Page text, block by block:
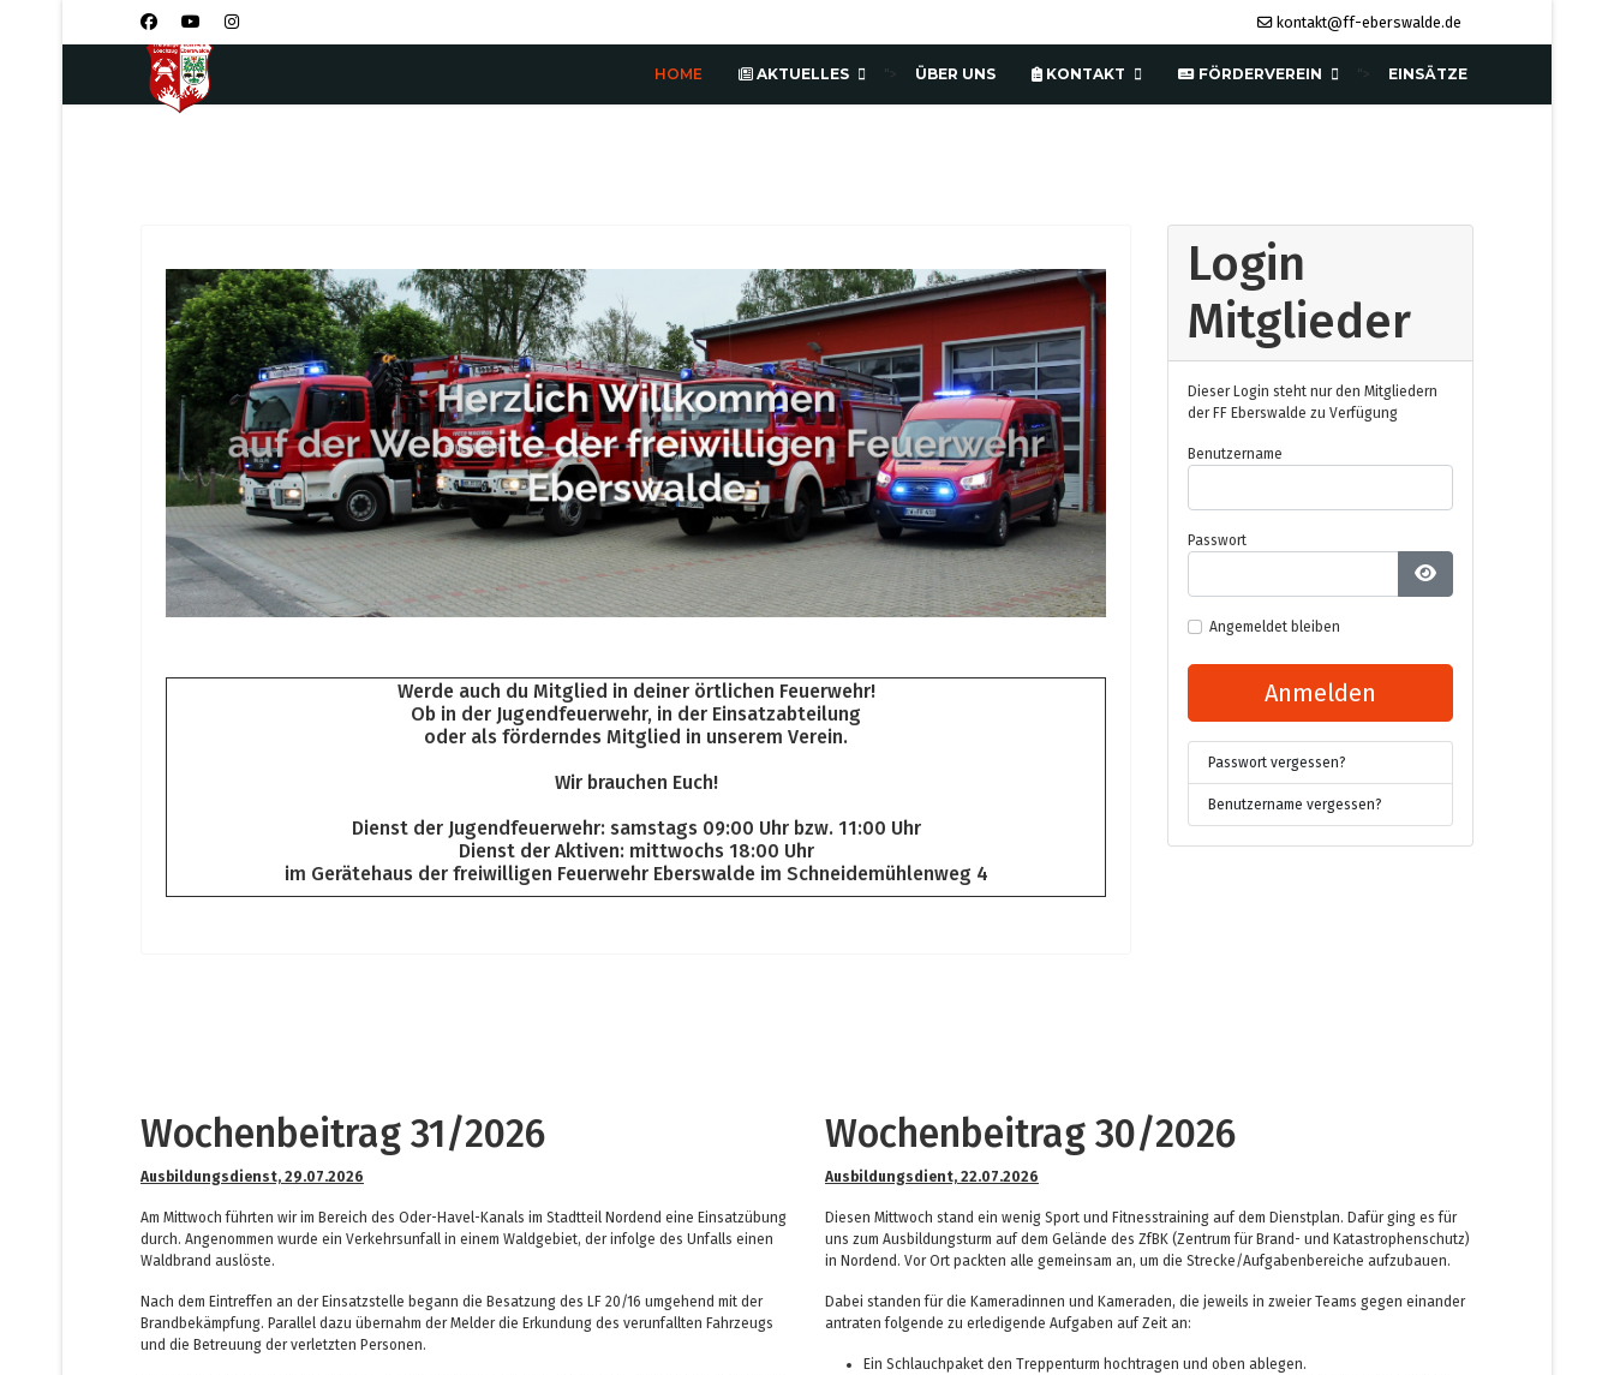
kontakt@ff-eberswalde.de
HOME AKTUELLES "> ÜBER UNS KONTAKT FÖRDERVEREIN "> EINSÄTZE
Werde auch du Mitglied in deiner örtlichen Feuerwehr!
Ob in der Jugendfeuerwehr, in der Einsatzabteilung
oder als förderndes Mitglied in unserem Verein.
Wir brauchen Euch!
Dienst der Jugendfeuerwehr: samstags 09:00 Uhr bzw. 11:00 Uhr
Dienst der Aktiven: mittwochs 18:00 Uhr
im Gerätehaus der freiwilligen Feuerwehr Eberswalde im Schneidemühlenweg 4
Login
Mitglieder
Dieser Login steht nur den Mitgliedern
der FF Eberswalde zu Verfügung
Benutzername
Passwort
Passwort anzeigen
Angemeldet bleiben
Anmelden
Passwort vergessen?
Benutzername vergessen?
Wochenbeitrag 31/2026
Ausbildungsdienst, 29.07.2026
Am Mittwoch führten wir im Bereich des Oder-Havel-Kanals im Stadtteil Nordend eine Einsatzübung
durch. Angenommen wurde ein Verkehrsunfall in einem Waldgebiet, der infolge des Unfalls einen
Waldbrand auslöste.
Nach dem Eintreffen an der Einsatzstelle begann die Besatzung des LF 20/16 umgehend mit der
Brandbekämpfung. Parallel dazu übernahm der Melder die Erkundung des verunfallten Fahrzeugs
und die Betreuung der verletzten Personen.
Wochenbeitrag 30/2026
Ausbildungsdient, 22.07.2026
Diesen Mittwoch stand ein wenig Sport und Fitnesstraining auf dem Dienstplan. Dafür ging es für
uns zum Ausbildungsturm auf dem Gelände des ZfBK (Zentrum für Brand- und Katastrophenschutz)
in Nordend. Vor Ort packten alle gemeinsam an, um die Strecke/Aufgabenbereiche aufzubauen.
Dabei standen für die Kameradinnen und Kameraden, die jeweils in zweier Teams gegen einander
antraten folgende zu erledigende Aufgaben auf Zeit an:
Ein Schlauchpaket den Treppenturm hochtragen und oben ablegen.